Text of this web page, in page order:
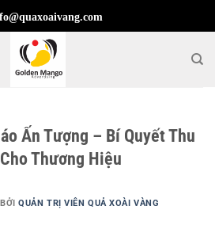
Ấn Tượng – Bí Quyết Thu
Thương Hiệu
BỞIQUẢN TRỊ VIÊN QUẢ XOÀI VÀNG